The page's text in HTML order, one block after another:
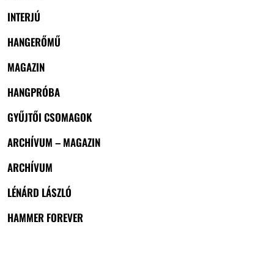
INTERJÚ
HANGERŐMŰ
MAGAZIN
HANGPRÓBA
GYŰJTŐI CSOMAGOK
ARCHÍVUM – MAGAZIN
ARCHÍVUM
LÉNÁRD LÁSZLÓ
HAMMER FOREVER